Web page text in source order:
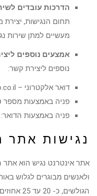
הדרכות עובדים
תחום הנגישות, יצירת
מעשיים למתן שירות
אמצעים נוספים
נוספים ליצירת קשר:
דואר אלקטרוני –
פניה באמצעות מספר
פניה באמצעות הדואר: רח'
נגישות אתר
אתר אינטרנט נגיש הוא
ולאנשים מבוגרים לגלוש